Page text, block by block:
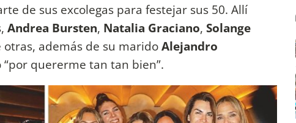
de sus excolegas para festejar sus 50. Allí
Andrea Bursten, Natalia Graciano, Solange
otras, además de su maridoAlejandro
quererme tan tan bien”.